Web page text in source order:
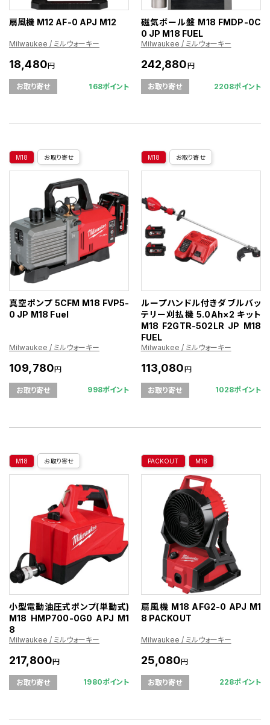
扇風機 M12 AF-0 APJ M12
Milwaukee / ミルウォーキー
18,480円
お取り寄せ 168ポイント
磁気ボール盤 M18 FMDP-0C
0 JP M18 FUEL
Milwaukee / ミルウォーキー
242,880円
お取り寄せ 2208ポイント
M18 お取り寄せ
真空ポンプ 5CFM M18 FVP5-
0 JP M18 Fuel
Milwaukee / ミルウォーキー
109,780円
お取り寄せ 998ポイント
M18 お取り寄せ
ループハンドル付きダブルバッ
テリー刈払機 5.0Ah×2 キット
M18 F2GTR-502LR JP M18
FUEL
Milwaukee / ミルウォーキー
113,080円
お取り寄せ 1028ポイント
M18 お取り寄せ
小型電動油圧式ポンプ(単動式)
M18 HMP700-0G0 APJ M1
8
Milwaukee / ミルウォーキー
217,800円
お取り寄せ 1980ポイント
PACKOUT M18
扇風機 M18 AFG2-0 APJ M1
8 PACKOUT
Milwaukee / ミルウォーキー
25,080円
お取り寄せ 228ポイント